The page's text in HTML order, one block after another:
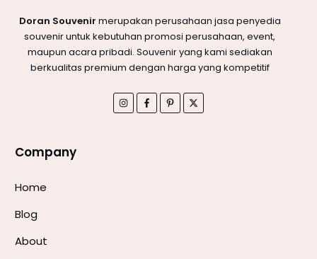
Doran Souvenir merupakan perusahaan jasa penyedia
souvenir untuk kebutuhan promosi perusahaan, event,
maupun acara pribadi. Souvenir yang kami sediakan
berkualitas premium dengan harga yang kompetitif
Company
Home
Blog
About